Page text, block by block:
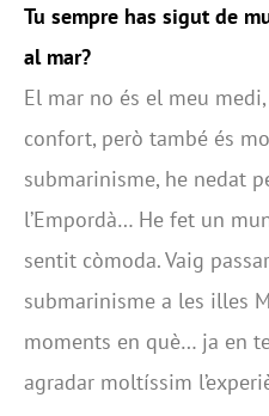
Tu sempre has sigut de
al mar?
El mar no és el meu
confort, però també és
submarinisme, he nedat
l’Empordà… He fet un
sentit còmoda. Vaig
submarinisme a les illes
moments en què… ja en
agradar moltíssim